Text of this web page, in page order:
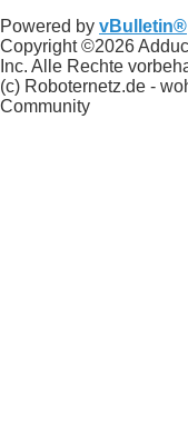
Powered by vBulletin®
Copyright ©2026
Inc. Alle Rechte
(c) Roboternetz.de -
Community